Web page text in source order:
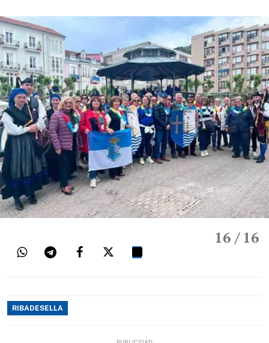
16 / 16
RIBADESELLA